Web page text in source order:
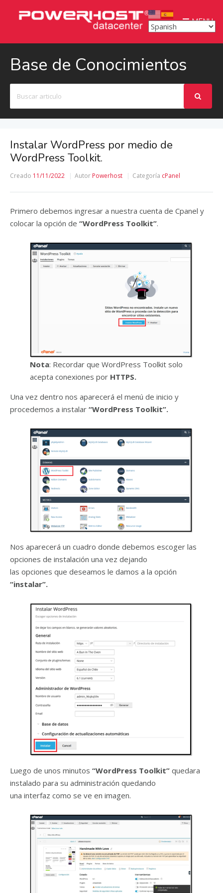
MENU
Base de Conocimientos
Instalar WordPress por medio de
WordPress Toolkit.
Creado 11/11/2022 Autor Powerhost Categoría cPanel
Primero debemos ingresar a nuestra cuenta de Cpanel y
colocar la opción de “WordPress Toolkit”.
Nota: Recordar que WordPress Toolkit solo
acepta conexiones por HTTPS.
Una vez dentro nos aparecerá el menú de inicio y
procedemos a instalar “WordPress Toolkit”.
Nos aparecerá un cuadro donde debemos escoger las
opciones de instalación una vez dejando
las opciones que deseamos le damos a la opción
“instalar”.
Luego de unos minutos “WordPress Toolkit” quedara
instalado para su administración quedando
una interfaz como se ve en imagen.